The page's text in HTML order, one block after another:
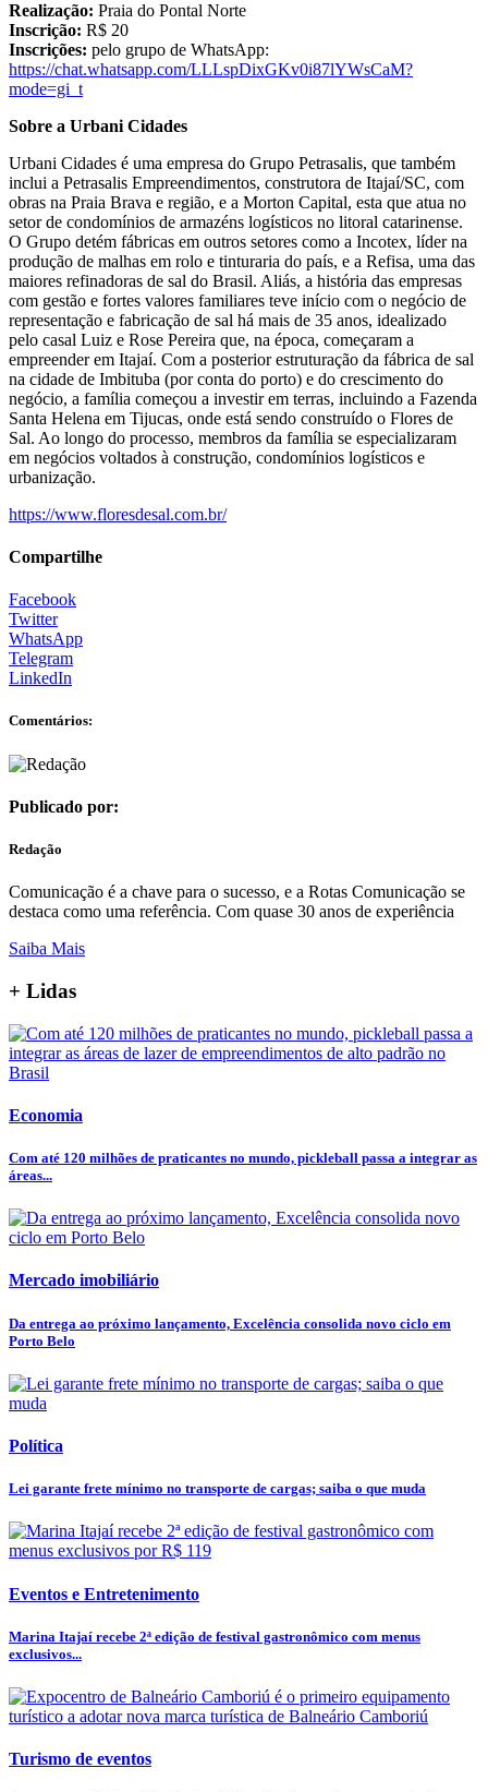
Realização: Praia do Pontal Norte
Inscrição: R$ 20
Inscrições: pelo grupo de WhatsApp:
https://chat.whatsapp.com/LLLspDixGKv0i87lYWsCaM?
mode=gi_t
Sobre a Urbani Cidades
Urbani Cidades é uma empresa do Grupo Petrasalis, que também
inclui a Petrasalis Empreendimentos, construtora de Itajaí/SC, com
obras na Praia Brava e região, e a Morton Capital, esta que atua no
setor de condomínios de armazéns logísticos no litoral catarinense.
O Grupo detém fábricas em outros setores como a Incotex, líder na
produção de malhas em rolo e tinturaria do país, e a Refisa, uma das
maiores refinadoras de sal do Brasil. Aliás, a história das empresas
com gestão e fortes valores familiares teve início com o negócio de
representação e fabricação de sal há mais de 35 anos, idealizado
pelo casal Luiz e Rose Pereira que, na época, começaram a
empreender em Itajaí. Com a posterior estruturação da fábrica de sal
na cidade de Imbituba (por conta do porto) e do crescimento do
negócio, a família começou a investir em terras, incluindo a Fazenda
Santa Helena em Tijucas, onde está sendo construído o Flores de
Sal. Ao longo do processo, membros da família se especializaram
em negócios voltados à construção, condomínios logísticos e
urbanização.
https://www.floresdesal.com.br/
Compartilhe
Facebook
Twitter
WhatsApp
Telegram
LinkedIn
Comentários:
Publicado por:
Redação
Comunicação é a chave para o sucesso, e a Rotas Comunicação se
destaca como uma referência. Com quase 30 anos de experiência
Saiba Mais
+ Lidas
Economia
Com até 120 milhões de praticantes no mundo, pickleball passa a integrar as
áreas...
Mercado imobiliário
Da entrega ao próximo lançamento, Excelência consolida novo ciclo em
Porto Belo
Política
Lei garante frete mínimo no transporte de cargas; saiba o que muda
Eventos e Entretenimento
Marina Itajaí recebe 2ª edição de festival gastronômico com menus
exclusivos...
Turismo de eventos